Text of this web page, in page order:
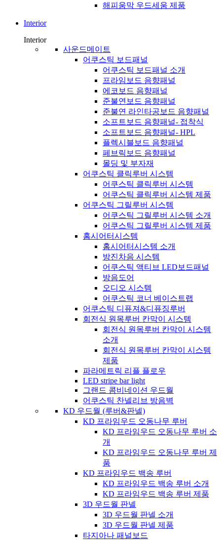
해피움막 우드세움 제품
Interior
Interior
사운드메이트
어쿠스틱 보드패널
어쿠스틱 보드패널 소개
프라임보드 음향패널
에코보드 음향패널
준불연보드 음향패널
준불연 라인타공보드 음향패널
소프트보드 음향패널- 접착식
소프트보드 음향패널- HPL
플렉시블보드 음향패널
페브릭보드 음향패널
몰딩 및 부자재
어쿠스틱 클릭루버 시스템
어쿠스틱 클릭루버 시스템
어쿠스틱 클릭루버 시스템 제품
어쿠스틱 그릴루버 시스템
어쿠스틱 그릴루버 시스템 소개
어쿠스틱 그릴루버 시스템 제품
홈시어터시스템
홈시어터시스템 소개
방진차음 시스템
어쿠스틱 액티브 LED보드패널
방음도어
오디오 시스템
어쿠스틱 코너 베이스트랩
어쿠스틱 디퓨져&디퓨징루버
회전식 원목루버 칸막이 시스템
회전식 원목루버 칸막이 시스템
소개
회전식 원목루버 칸막이 시스템
제품
파라메트릭 리플 플로우
LED stripe bar light
그랜드 콤비네이션 우드월
어쿠스틱 찬넬리브 방음벽
KD 우드월 (루버&판넬)
KD 프라임우드 오동나무 루버
KD 프라임우드 오동나무 루버 소
개
KD 프라임우드 오동나무 루버 제
품
KD 프라임우드 백송 루버
KD 프라임우드 백송 루버 소개
KD 프라임우드 백송 루버 제품
3D 우드월 판넬
3D 우드월 판넬 소개
3D 우드월 판넬 제품
타지아나 패널보드